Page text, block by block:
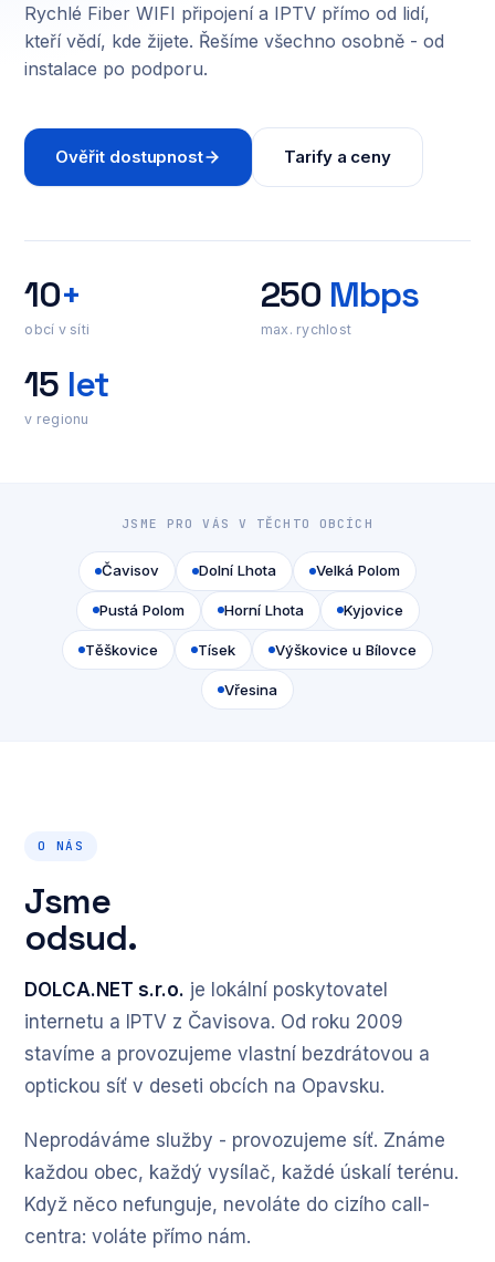
Rychlé Fiber WIFI připojení a IPTV přímo od lidí,
kteří vědí, kde žijete. Řešíme všechno osobně - od
instalace po podporu.
Ověřit dostupnost Tarify a ceny
10+
obcí v síti
250 Mbps
max. rychlost
15 let
v regionu
JSME PRO VÁS V TĚCHTO OBCÍCH
Čavisov Dolní Lhota Velká Polom
Pustá Polom Horní Lhota Kyjovice
Těškovice Tísek Výškovice u Bílovce
Vřesina
O NÁS
Jsme
odsud.
DOLCA.NET s.r.o. je lokální poskytovatel
internetu a IPTV z Čavisova. Od roku 2009
stavíme a provozujeme vlastní bezdrátovou a
optickou síť v deseti obcích na Opavsku.
Neprodáváme služby - provozujeme síť. Známe
každou obec, každý vysílač, každé úskalí terénu.
Když něco nefunguje, nevoláte do cizího call-
centra: voláte přímo nám.